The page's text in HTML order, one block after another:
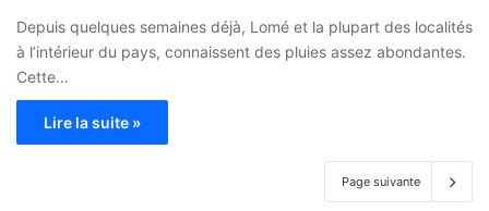
Depuis quelques semaines déjà, Lomé et la plupart des localités
à l’intérieur du pays, connaissent des pluies assez abondantes.
Cette…
Lire la suite »
Page suivante